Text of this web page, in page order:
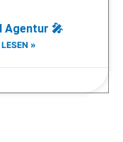
Agentur 🎤
»